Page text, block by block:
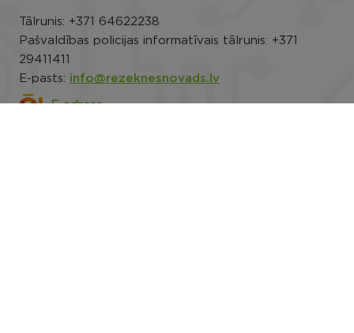
Tālrunis: +371 64622238
Pašvaldības policijas informatīvais tālrunis: +371
29411411
E-pasts: info@rezeknesnovads.lv
E-adrese